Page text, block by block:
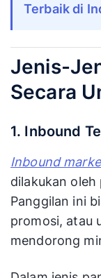
Terbaik di
Jenis-
Secara
1. Inbound
Inbound
dilakukan oleh
Panggilan ini
promosi, atau
mendorong